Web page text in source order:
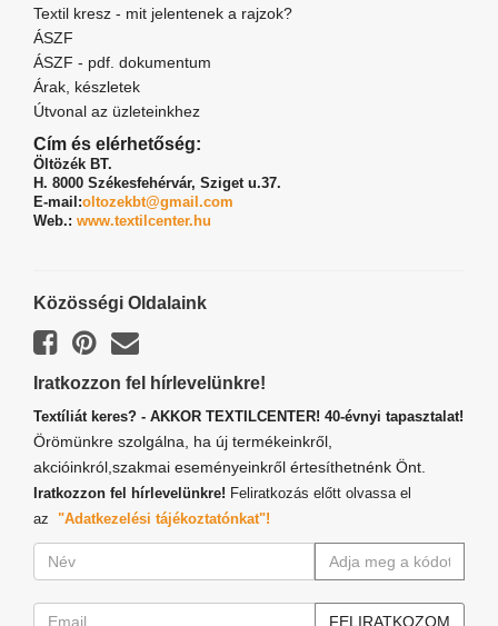
Textil kresz - mit jelentenek a rajzok?
ÁSZF
ÁSZF - pdf. dokumentum
Árak, készletek
Útvonal az üzleteinkhez
Cím és elérhetőség:
Öltözék BT.
H. 8000 Székesfehérvár, Sziget u.37.
E-mail:oltozekbt@gmail.com
Web.: www.textilcenter.hu
Közösségi Oldalaink
Iratkozzon fel hírlevelünkre!
Textíliát keres? - AKKOR TEXTILCENTER! 40-évnyi tapasztalat!
Örömünkre szolgálna, ha új termékeinkről,
akcióinkról,szakmai eseményeinkről értesíthetnénk Önt.
Iratkozzon fel hírlevelünkre! Feliratkozás előtt olvassa el
az "Adatkezelési tájékoztatónkat"!